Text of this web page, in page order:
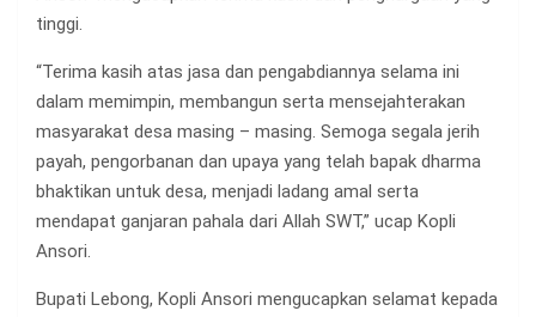
tinggi.
“Terima kasih atas jasa dan pengabdiannya selama ini
dalam memimpin, membangun serta mensejahterakan
masyarakat desa masing – masing. Semoga segala jerih
payah, pengorbanan dan upaya yang telah bapak dharma
bhaktikan untuk desa, menjadi ladang amal serta
mendapat ganjaran pahala dari Allah SWT,” ucap Kopli
Ansori.
Bupati Lebong, Kopli Ansori mengucapkan selamat kepada